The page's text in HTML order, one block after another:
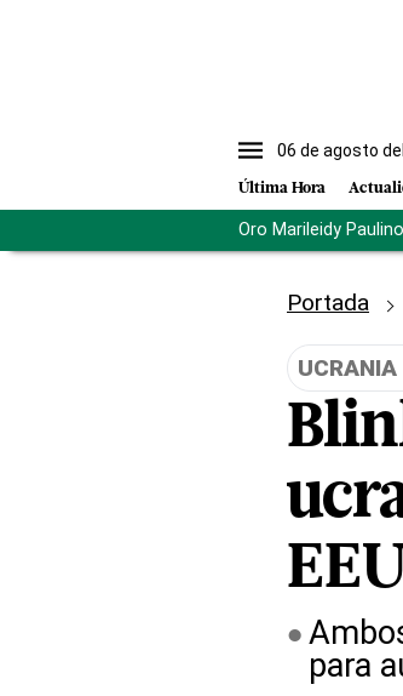
06 de agosto
Última Hora
Oro Marileidy Paulino
Portada
UCRANIA
para